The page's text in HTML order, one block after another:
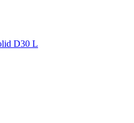
D30 L